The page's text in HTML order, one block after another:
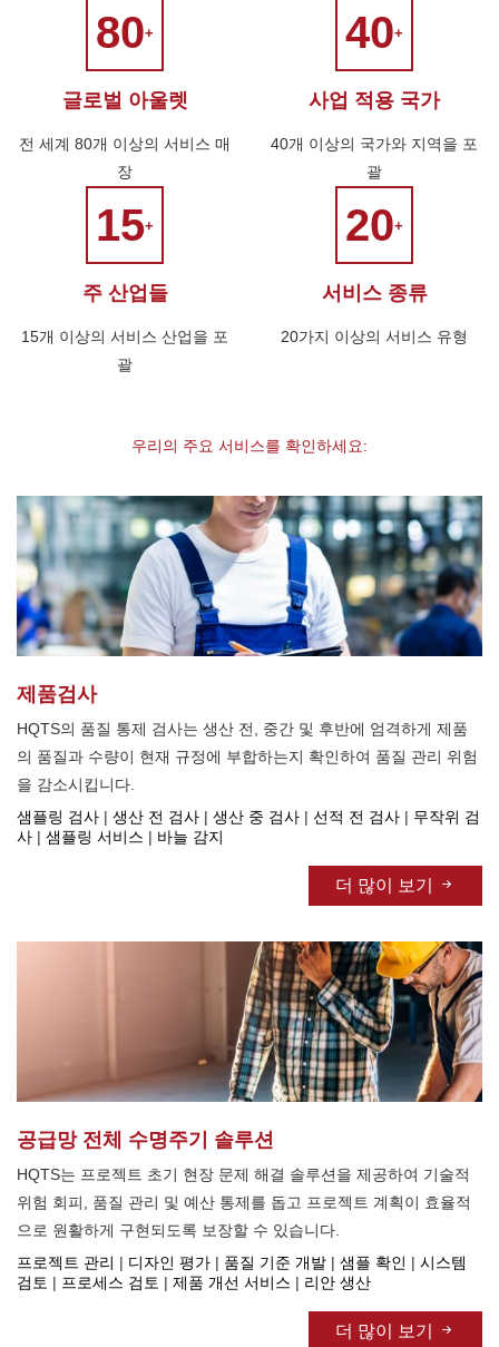
80+
글로벌 아울렛
전 세계 80개 이상의 서비스 매
장
40+
사업 적용 국가
40개 이상의 국가와 지역을 포
괄
15+
주 산업들
15개 이상의 서비스 산업을 포
괄
20+
서비스 종류
20가지 이상의 서비스 유형
우리의 주요 서비스를 확인하세요:
제품검사
HQTS의 품질 통제 검사는 생산 전, 중간 및 후반에 엄격하게 제품
의 품질과 수량이 현재 규정에 부합하는지 확인하여 품질 관리 위험
을 감소시킵니다.
샘플링 검사 | 생산 전 검사 | 생산 중 검사 | 선적 전 검사 | 무작위 검
사 | 샘플링 서비스 | 바늘 감지
더 많이 보기
공급망 전체 수명주기 솔루션
HQTS는 프로젝트 초기 현장 문제 해결 솔루션을 제공하여 기술적
위험 회피, 품질 관리 및 예산 통제를 돕고 프로젝트 계획이 효율적
으로 원활하게 구현되도록 보장할 수 있습니다.
프로젝트 관리 | 디자인 평가 | 품질 기준 개발 | 샘플 확인 | 시스템
검토 | 프로세스 검토 | 제품 개선 서비스 | 리안 생산
더 많이 보기